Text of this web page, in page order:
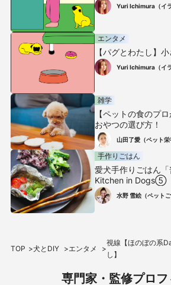
Yuri Ichimura（イ
エンタメ
【パグとわたし】
Yuri Ichimura（イ
雑学
【ペットの食のプ
おやつの選び方！
山田了愛（ペット栄
手作りごはん
愛犬手作りごはん「
Kitchen in Dogs⑤
水野 雪絵（ペット
TOP 犬とDIY エンタメ
視線【ほのぼの系
し】
専門家・監修プロ